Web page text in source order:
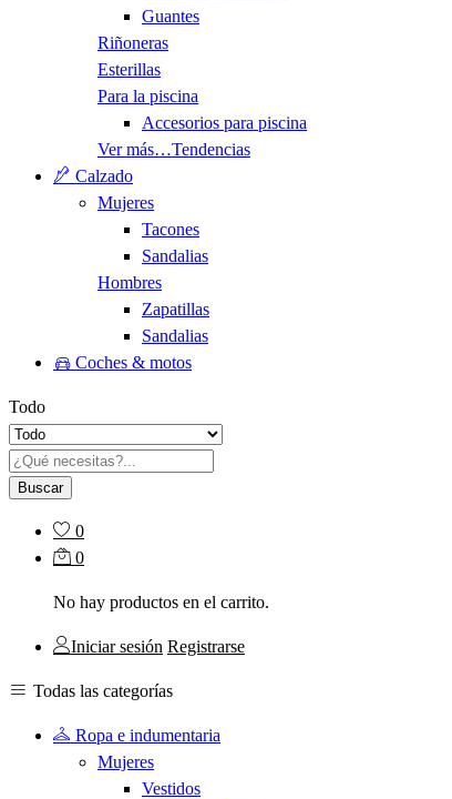
Guantes
Riñoneras
Esterillas
Para la piscina
Accesorios para piscina
Ver más…Tendencias
Calzado
Mujeres
Tacones
Sandalias
Hombres
Zapatillas
Sandalias
Coches & motos
Todo
Buscar
0
0
No hay productos en el carrito.
Iniciar sesión Registrarse
Todas las categorías
Ropa e indumentaria
Mujeres
Vestidos